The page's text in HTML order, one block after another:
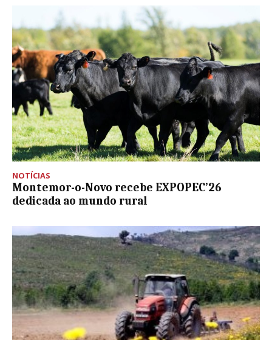
NOTÍCIAS
Montemor-o-Novo recebe EXPOPEC’26
dedicada ao mundo rural